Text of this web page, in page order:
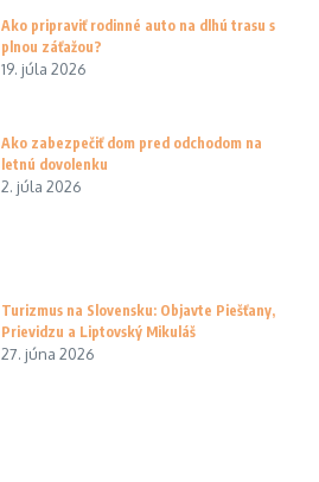
Ako pripraviť rodinné auto na dlhú trasu s
plnou záťažou?
19. júla 2026
Ako zabezpečiť dom pred odchodom na
letnú dovolenku
2. júla 2026
Turizmus na Slovensku: Objavte Piešťany,
Prievidzu a Liptovský Mikuláš
27. júna 2026